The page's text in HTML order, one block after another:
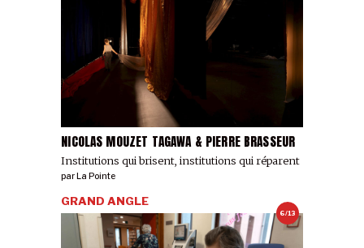
NICOLAS MOUZET TAGAWA & PIERRE BRASSEUR
Institutions qui brisent, institutions qui réparent
par La Pointe
6/13
GRAND ANGLE